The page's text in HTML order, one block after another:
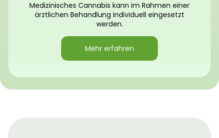
Medizinisches Cannabis kann im Rahmen einer
ärztlichen Behandlung individuell eingesetzt
werden.
Mehr erfahren